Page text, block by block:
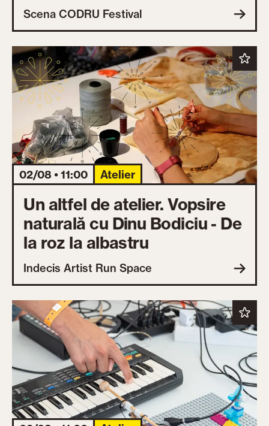
Scena CODRU Festival
02/08 • 11:00 Atelier
Un altfel de atelier. Vopsire
naturală cu Dinu Bodiciu - De
la roz la albastru
Indecis Artist Run Space